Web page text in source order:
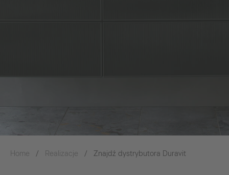
Home Realizacje Znajdź dystrybutora Duravit